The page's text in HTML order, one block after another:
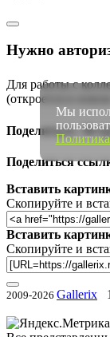
Нужно
Для работы с
(откроется в новом
Поделиться |
Поделиться
Вставить
Скопируйте и
Вставить
Скопируйте и
2009-2026 Gallerix
Мы